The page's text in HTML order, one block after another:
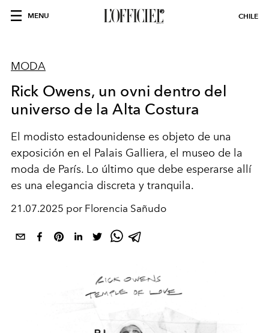
MENU CHILE
MODA
Rick Owens, un ovni dentro del
universo de la Alta Costura
El modisto estadounidense es objeto de una
exposición en el Palais Galliera, el museo de la
moda de París. Lo último que debe esperarse allí
es una elegancia discreta y tranquila.
21.07.2025 por Florencia Sañudo